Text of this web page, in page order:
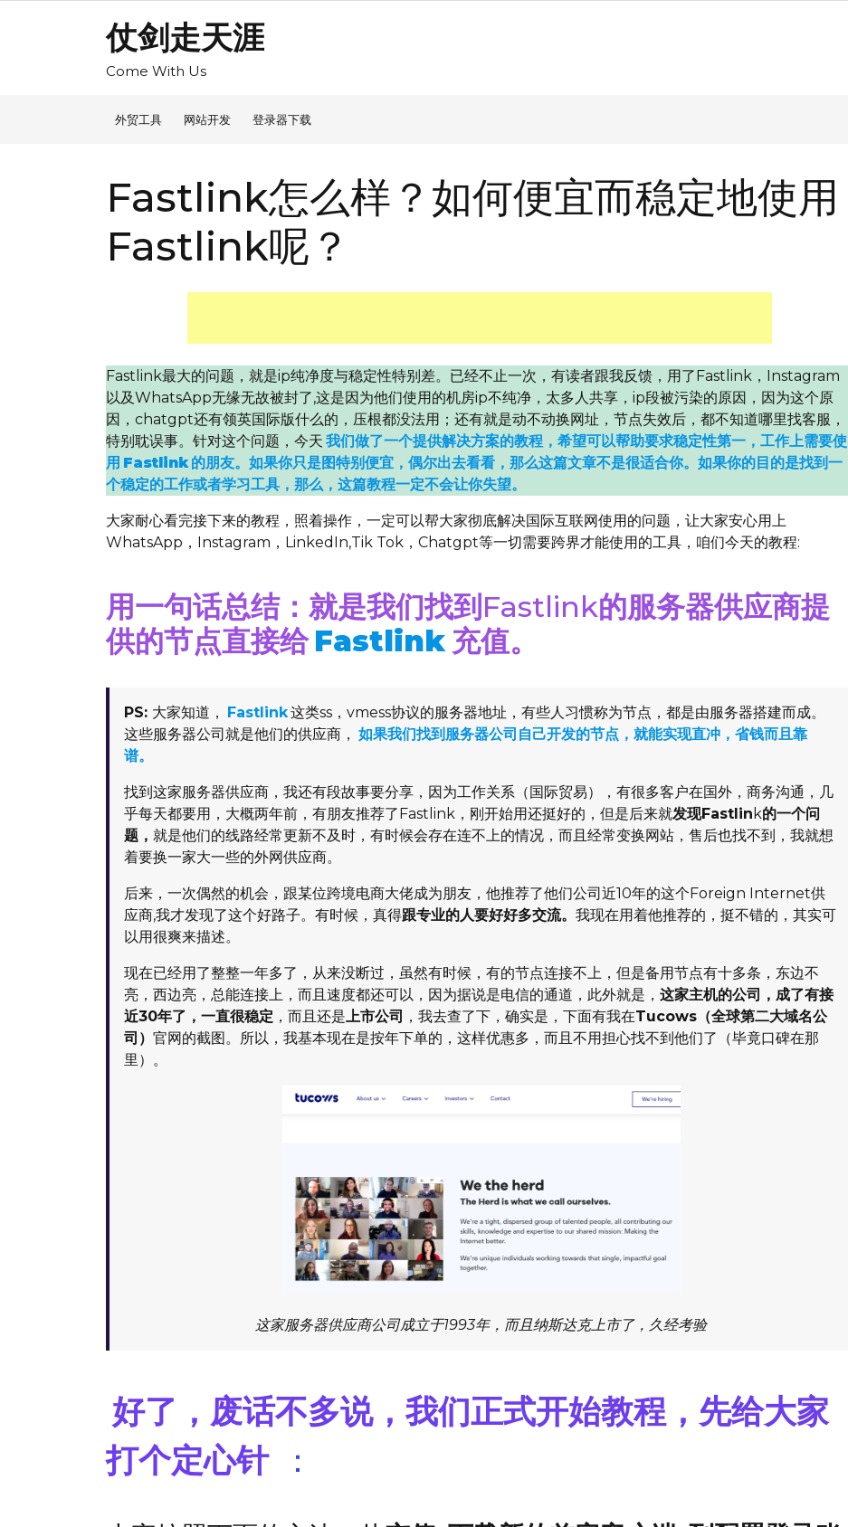
仗剑走天涯
Come With Us
外贸工具 网站开发 登录器下载
Fastlink怎么样？如何便宜而稳定地使用
Fastlink呢？
Fastlink最大的问题，就是ip纯净度与稳定性特别差。已经不止一次，有读者跟我反馈，用了Fastlink，Instagram
以及WhatsApp无缘无故被封了,这是因为他们使用的机房ip不纯净，太多人共享，ip段被污染的原因，因为这个原
因，chatgpt还有领英国际版什么的，压根都没法用；还有就是动不动换网址，节点失效后，都不知道哪里找客服，
特别耽误事。针对这个问题，今天 我们做了一个提供解决方案的教程，希望可以帮助要求稳定性第一，工作上需要使
用 Fastlink 的朋友。如果你只是图特别便宜，偶尔出去看看，那么这篇文章不是很适合你。如果你的目的是找到一
个稳定的工作或者学习工具，那么，这篇教程一定不会让你失望。
大家耐心看完接下来的教程，照着操作，一定可以帮大家彻底解决国际互联网使用的问题，让大家安心用上
WhatsApp，Instagram，LinkedIn,Tik Tok，Chatgpt等一切需要跨界才能使用的工具，咱们今天的教程:
用一句话总结：就是我们找到 Fastlink的服务器供应商提
供的节点直接给 Fastlink 充值。
PS: 大家知道， Fastlink这类ss，vmess协议的服务器地址，有些人习惯称为节点，都是由服务器搭建而成。
这些服务器公司就是他们的供应商， 如果我们找到服务器公司自己开发的节点，就能实现直冲，省钱而且靠
谱。
找到这家服务器供应商，我还有段故事要分享，因为工作关系（国际贸易），有很多客户在国外，商务沟通，几
乎每天都要用，大概两年前，有朋友推荐了Fastlink，刚开始用还挺好的，但是后来就发现Fastlin k的一个问
题， 就是他们的线路经常更新不及时，有时候会存在连不上的情况，而且经常变换网站，售后也找不到，我就想
着要换一家大一些的外网供应商。
后来，一次偶然的机会，跟某位跨境电商大佬成为朋友，他推荐了他们公司近10年的这个Foreign Internet供
应商,我才发现了这个好路子。有时候，真得跟专业的人要好好多交流。 我现在用着他推荐的，挺不错的，其实可
以用很爽来描述。
现在已经用了整整一年多了，从来没断过，虽然有时候，有的节点连接不上，但是备用节点有十多条，东边不
亮，西边亮，总能连接上，而且速度都还可以，因为据说是电信的通道，此外就是， 这家主机的公司，成了有接
近30年了，一直很稳定 ，而且还是上市公司 ，我去查了下，确实是，下面有我在Tucows（全球第二大域名公
司） 官网的截图。所以，我基本现在是按年下单的，这样优惠多，而且不用担心找不到他们了（毕竟口碑在那
里）。
这家服务器供应商公司成立于1993年，而且纳斯达克上市了，久经考验
好了，废话不多说，我们正式开始教程，先给大家
打个定心针
：